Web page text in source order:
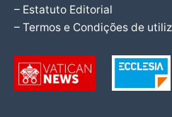
– Estatuto Editorial
– Termos e Condições de